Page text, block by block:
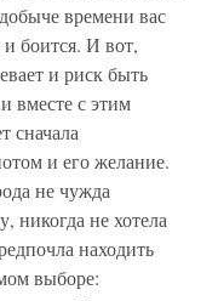
времени вас
и боится. И вот,
и риск быть
вместе с этим
сначала
и его желание.
не чужда
никогда не хотела
находить
выборе: